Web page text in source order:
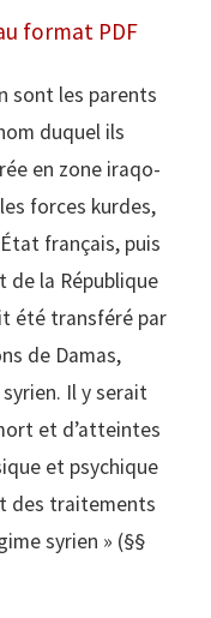
format PDF
sont les parents
duquel ils
en zone iraqo-
forces kurdes,
français, puis
de la République
été transféré par
de Damas,
Il y serait
et d’atteintes
et psychique
des traitements
syrien » (§§